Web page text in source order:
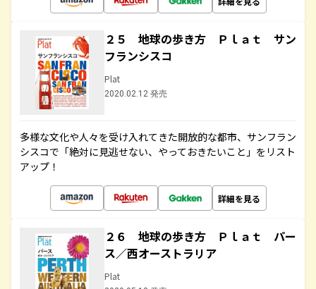
２５ 地球の歩き方 Ｐｌａｔ サン
フランシスコ
Plat
2020.02.12 発売
多様な文化や人々を受け入れてきた開放的な都市、サンフラン
シスコで「絶対に見逃せない、やっておきたいこと」をリスト
アップ！
詳細を見る
２６ 地球の歩き方 Ｐｌａｔ パー
ス／西オーストラリア
Plat